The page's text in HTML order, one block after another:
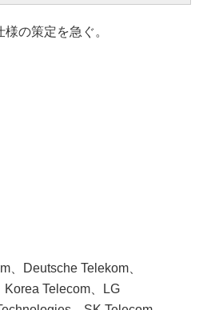
の策定を急ぐ。
Deutsche Telekom、
Telecom、LG